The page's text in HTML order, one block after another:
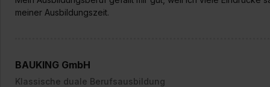
„Datenschutz-
meiner Ausbildungszeit.
BAUKING GmbH
Klassische duale Berufsausbildung